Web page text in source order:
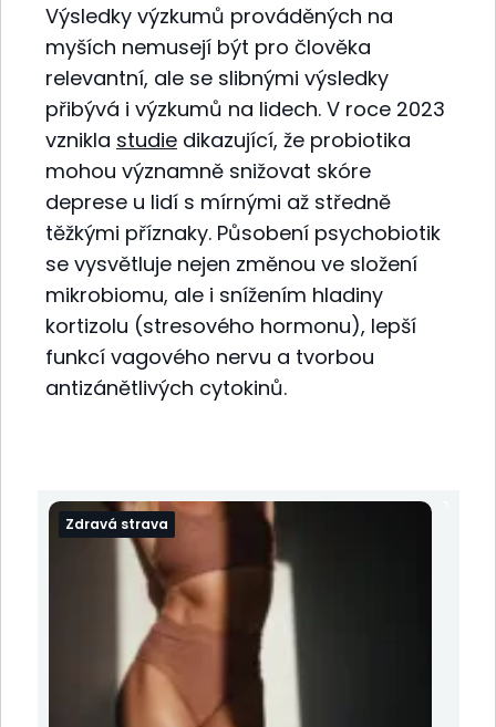
Výsledky výzkumů prováděných na
myších nemusejí být pro člověka
relevantní, ale se slibnými výsledky
přibývá i výzkumů na lidech. V roce 2023
vznikla studie dikazující, že probiotika
mohou významně snižovat skóre
deprese u lidí s mírnými až středně
těžkými příznaky. Působení psychobiotik
se vysvětluje nejen změnou ve složení
mikrobiomu, ale i snížením hladiny
kortizolu (stresového hormonu), lepší
funkcí vagového nervu a tvorbou
antizánětlivých cytokinů.
Zdravá strava